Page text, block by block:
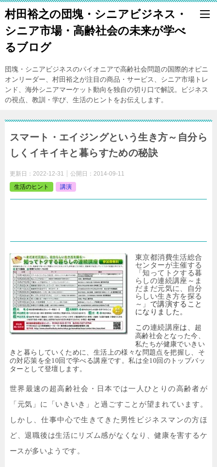
村田裕之の団塊・シニアビジネス・
シニア市場・高齢社会の未来が学べ
るブログ
団塊・シニアビジネスのパイオニアで高齢社会問題の国際的オピニ
オンリーダー、村田裕之が注目の商品・サービス、シニア市場トレ
ンド、海外シニアマーケット動向を独自の切り口で解説。ビジネス
の視点、教訓・学び、生活のヒントをお伝えします。
スマート・エイジングという生き方～自分ら
しくイキイキと暮らすための秘訣
更新日： 2022-12-31 公開日： 2014-09-11
生活のヒント
講演
東京都消費生活総合
センターが主催する
「知ってトクする暮
らしの連続講座～ま
だまだ元気に、自分
らしい生き方を探る
～」 で講演すること
になりました。
この連続講座は、 超
高齢社会となった今、
私たちが健康でいきい
きと暮らしていくために、生活上の様々な問題点を把握し、そ
の対応策を全10回で学べる講座です。私は全10回のトップバッ
ターとして登壇します。
世界最速の超高齢社会・日本では一人ひとりの高齢者が
「元気」に「いきいき」と過ごすことが望まれています。
しかし、仕事中心で生きてきた男性ビジネスマンの方ほ
ど、退職後は生活にリズム感がなくなり、健康を害するケ
ースが多いようです。